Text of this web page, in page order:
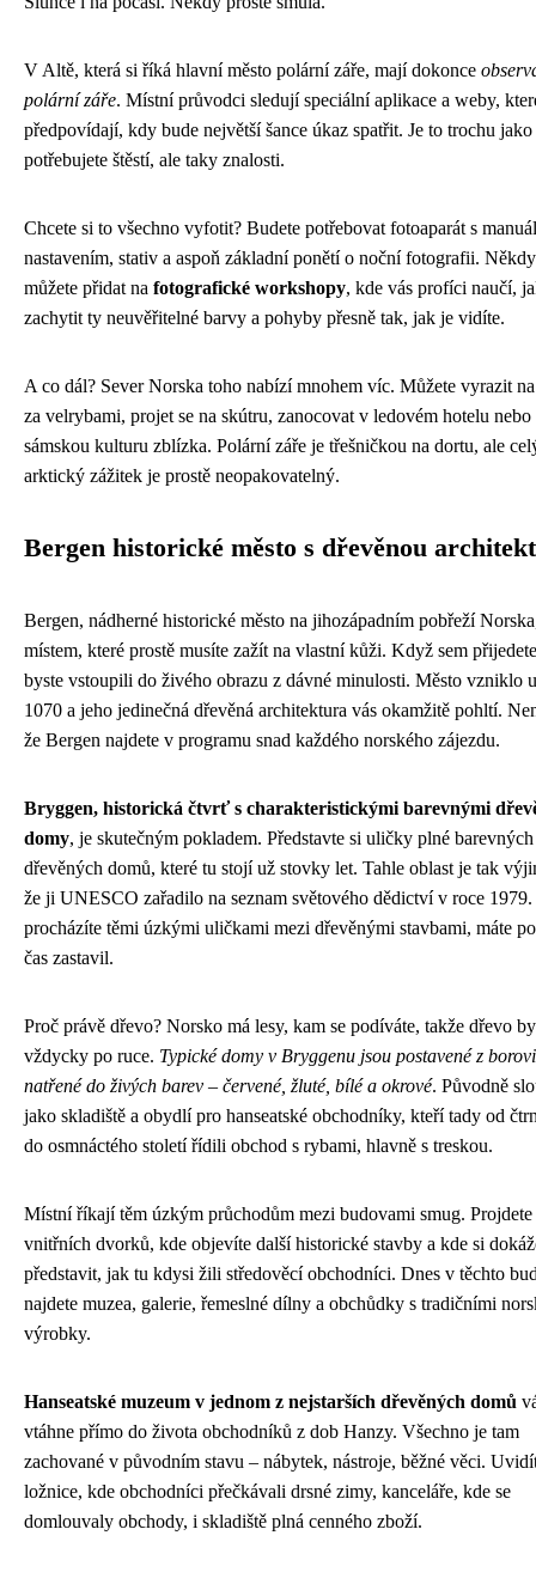
V Altě, která si říká hlavní město polární záře, mají dokonce
polární záře. Místní průvodci sledují speciální aplikace a weby,
předpovídají, kdy bude největší šance úkaz spatřit. Je to trochu
potřebujete štěstí, ale taky znalosti.
Chcete si to všechno vyfotit? Budete potřebovat fotoaparát s
nastavením, stativ a aspoň základní ponětí o noční fotografii.
můžete přidat na fotografické workshopy, kde vás profíci naučí,
zachytit ty neuvěřitelné barvy a pohyby přesně tak, jak je vidíte.
A co dál? Sever Norska toho nabízí mnohem víc. Můžete vyrazit
za velrybami, projet se na skútru, zanocovat v ledovém hotelu nebo
sámskou kulturu zblízka. Polární záře je třešničkou na dortu, ale
arktický zážitek je prostě neopakovatelný.
Bergen historické město s dřevěnou
Bergen, nádherné historické město na jihozápadním pobřeží
místem, které prostě musíte zažít na vlastní kůži. Když sem
byste vstoupili do živého obrazu z dávné minulosti. Město vzniklo
1070 a jeho jedinečná dřevěná architektura vás okamžitě pohltí.
že Bergen najdete v programu snad každého norského zájezdu.
Bryggen, historická čtvrť s charakteristickými barevnými
domy, je skutečným pokladem. Představte si uličky plné barevných
dřevěných domů, které tu stojí už stovky let. Tahle oblast je tak
že ji UNESCO zařadilo na seznam světového dědictví v roce
procházíte těmi úzkými uličkami mezi dřevěnými stavbami, máte
čas zastavil.
Proč právě dřevo? Norsko má lesy, kam se podíváte, takže dřevo
vždycky po ruce. Typické domy v Bryggenu jsou postavené z
natřené do živých barev – červené, žluté, bílé a okrové. Původně
jako skladiště a obydlí pro hanseatské obchodníky, kteří tady od
do osmnáctého století řídili obchod s rybami, hlavně s treskou.
Místní říkají těm úzkým průchodům mezi budovami smug.
vnitřních dvorků, kde objevíte další historické stavby a kde si
představit, jak tu kdysi žili středověcí obchodníci. Dnes v těchto
najdete muzea, galerie, řemeslné dílny a obchůdky s tradičními
výrobky.
Hanseatské muzeum v jednom z nejstarších dřevěných domů
vtáhne přímo do života obchodníků z dob Hanzy. Všechno je tam
zachované v původním stavu – nábytek, nástroje, běžné věci.
ložnice, kde obchodníci přečkávali drsné zimy, kanceláře, kde se
domlouvaly obchody, i skladiště plná cenného zboží.